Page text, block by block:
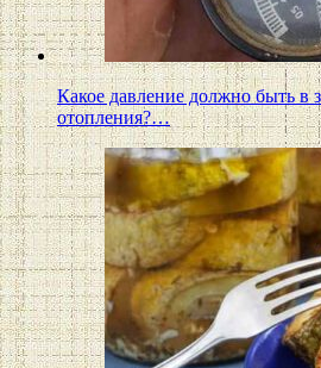
Какое давление должно быть в
отопления?…